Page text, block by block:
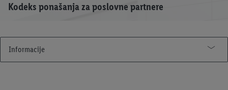
Kodeks ponašanja za poslovne partnere
Informacije